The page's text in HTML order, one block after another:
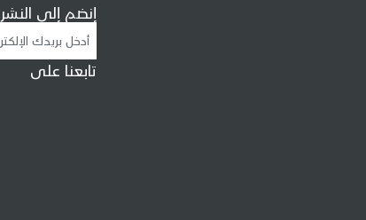
إنضم إلى
تابعنا على